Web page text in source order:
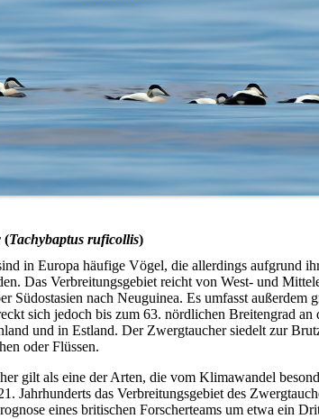
(Tachybaptus ruficollis)
in Europa häufige Vögel, die allerdings aufgrund
Das Verbreitungsgebiet reicht von West- und
Südostasien nach Neuguinea. Es umfasst
sich jedoch bis zum 63. nördlichen Breitengrad
und in Estland. Der Zwergtaucher siedelt zur
oder Flüssen.
gilt als eine der Arten, die vom Klimawandel
Jahrhunderts das Verbreitungsgebiet des
eines britischen Forscherteams um etwa ein